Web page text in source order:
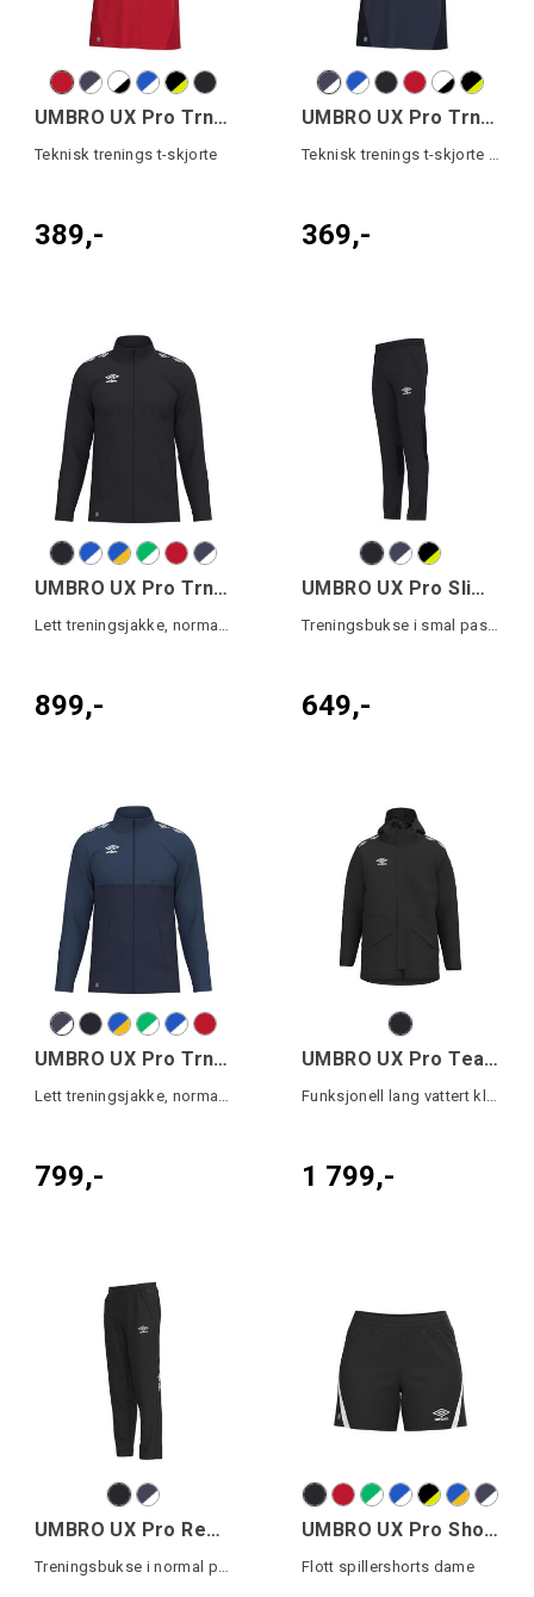
UMBRO UX Pro Trn Tee
Teknisk trenings t-skjorte
389,-
UMBRO UX Pro Trn Tee Jr
Teknisk trenings t-skjorte junior
369,-
UMBRO UX Pro Trn Jkt
Lett treningsjakke, normal passform.
899,-
UMBRO UX Pro Slim Pant Jr
Treningsbukse i smal passform junior
649,-
UMBRO UX Pro Trn Jkt Jr
Lett treningsjakke, normal passform.
799,-
UMBRO UX Pro Team Jacket
Funksjonell lang vattert klubbjakke
1 799,-
UMBRO UX Pro Reg Pant Jr
Treningsbukse i normal passform junior
UMBRO UX Pro Shorts W
Flott spillershorts dame